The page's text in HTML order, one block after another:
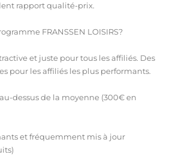
rapport qualité-prix.
FRANSSEN LOISIRS?
et juste pour tous les affiliés. Des
pour les affiliés les plus performants.
dessus de la moyenne (300€ en
et fréquemment mis à jour